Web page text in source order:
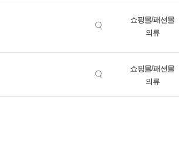
쇼핑몰/패션몰
의류
쇼핑몰/패션몰
의류